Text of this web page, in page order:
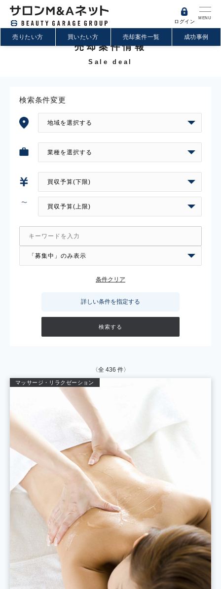
MENU
ログイン
売りたい方 買いたい方 売却案件一覧 成功事例
売却案件情報
Sale deal
検索条件変更
条件クリア
詳しい条件を指定する
〈全 436 件〉
マッサージ・リラクゼーション